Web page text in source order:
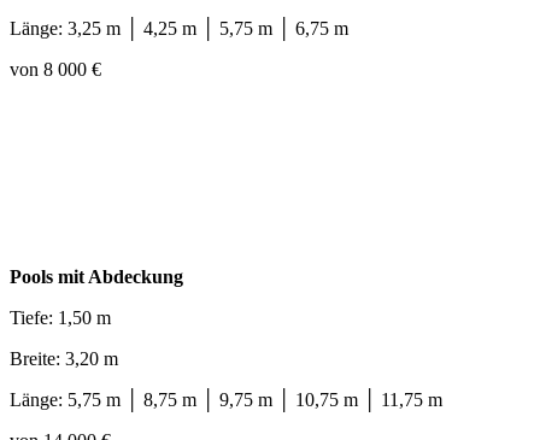
Länge: 3,25 m │ 4,25 m │ 5,75 m │ 6,75 m
von 8 000 €
Pools mit Abdeckung
Tiefe: 1,50 m
Breite: 3,20 m
Länge: 5,75 m │ 8,75 m │ 9,75 m │ 10,75 m │ 11,75 m